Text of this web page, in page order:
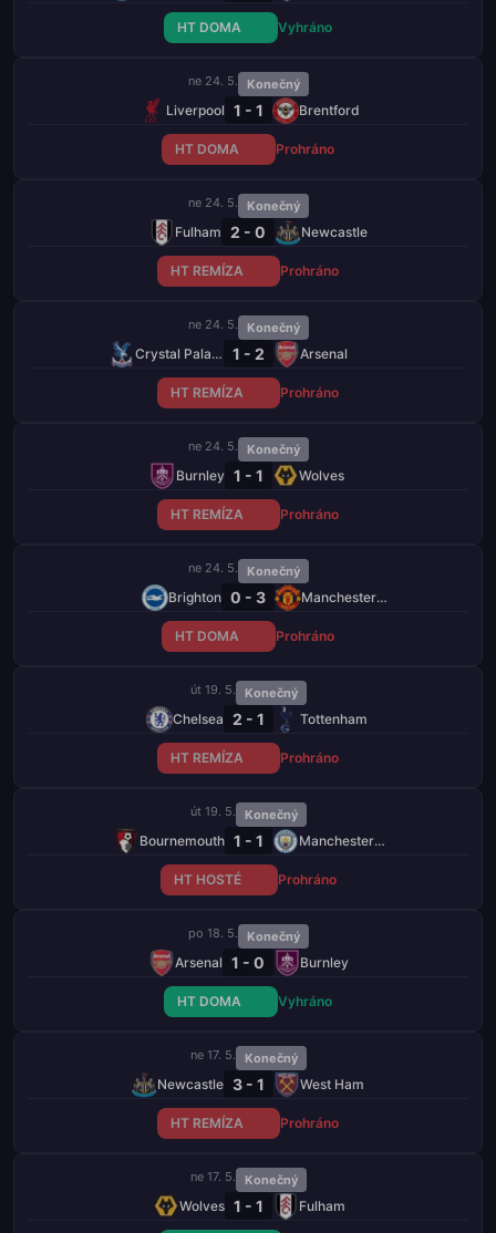
HT DOMA Vyhráno
ne 24. 5. Konečný
Liverpool 1 - 1 Brentford
HT DOMA Prohráno
ne 24. 5. Konečný
Fulham 2 - 0 Newcastle
HT REMÍZA Prohráno
ne 24. 5. Konečný
Crystal Palace 1 - 2 Arsenal
HT REMÍZA Prohráno
ne 24. 5. Konečný
Burnley 1 - 1 Wolves
HT REMÍZA Prohráno
ne 24. 5. Konečný
Brighton 0 - 3 Manchester United
HT DOMA Prohráno
út 19. 5. Konečný
Chelsea 2 - 1 Tottenham
HT REMÍZA Prohráno
út 19. 5. Konečný
Bournemouth 1 - 1 Manchester City
HT HOSTÉ Prohráno
po 18. 5. Konečný
Arsenal 1 - 0 Burnley
HT DOMA Vyhráno
ne 17. 5. Konečný
Newcastle 3 - 1 West Ham
HT REMÍZA Prohráno
ne 17. 5. Konečný
Wolves 1 - 1 Fulham